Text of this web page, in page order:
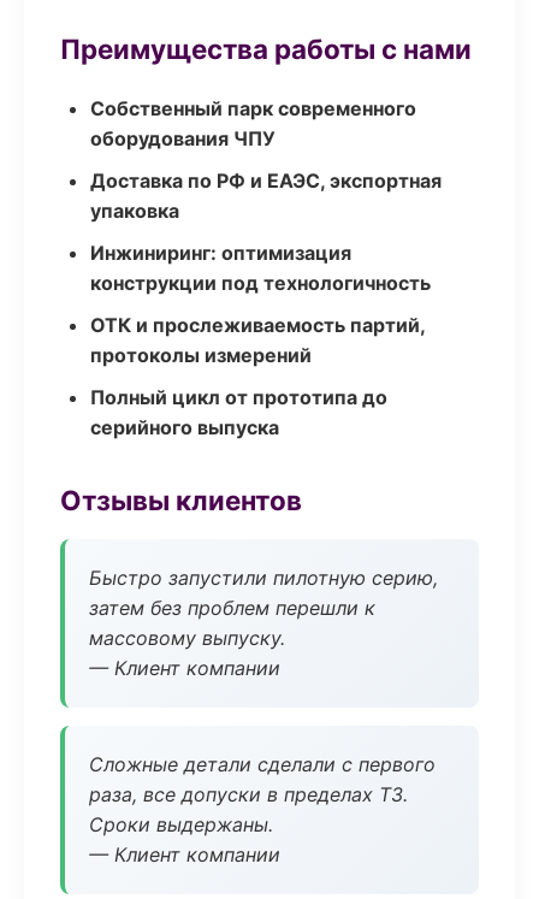
Преимущества работы с нами
Собственный парк современного
оборудования ЧПУ
Доставка по РФ и ЕАЭС, экспортная
упаковка
Инжиниринг: оптимизация
конструкции под технологичность
ОТК и прослеживаемость партий,
протоколы измерений
Полный цикл от прототипа до
серийного выпуска
Отзывы клиентов
Быстро запустили пилотную серию,
затем без проблем перешли к
массовому выпуску.
— Клиент компании
Сложные детали сделали с первого
раза, все допуски в пределах ТЗ.
Сроки выдержаны.
— Клиент компании